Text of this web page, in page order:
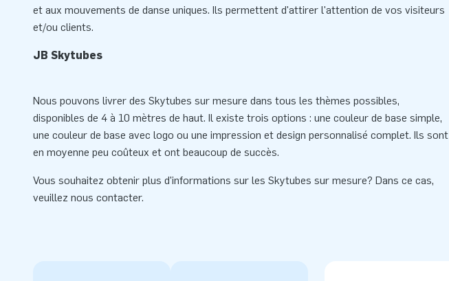
et aux mouvements de danse uniques. Ils permettent d'attirer l'attention de vos visiteurs
et/ou clients.
JB Skytubes
Nous pouvons livrer des Skytubes sur mesure dans tous les thèmes possibles,
disponibles de 4 à 10 mètres de haut. Il existe trois options : une couleur de base simple,
une couleur de base avec logo ou une impression et design personnalisé complet. Ils sont
en moyenne peu coûteux et ont beaucoup de succès.
Vous souhaitez obtenir plus d'informations sur les Skytubes sur mesure? Dans ce cas,
veuillez nous contacter.